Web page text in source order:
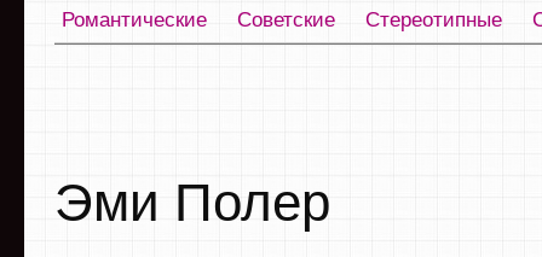
Романтические
Советские Стереотипные
Эми Полер